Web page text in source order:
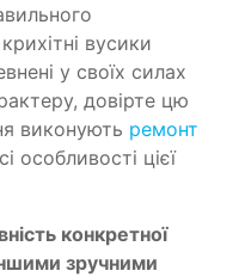
вусики
у своїх силах
довірте цю
виконують ремонт
особливості цієї
конкретної
зручними